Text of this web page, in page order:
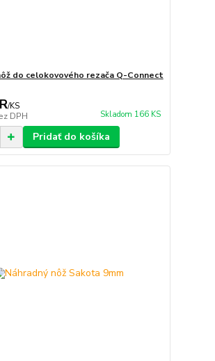
do celokovového rezača Q-Connect
/KS
DPH Skladom 166 KS
Pridať do košíka